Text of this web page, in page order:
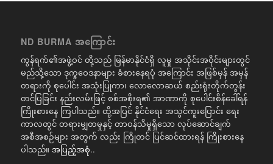
ND BURMA အကြောင်း
ကွန်ရက်၏အဖွဲ့ဝင် တို့သည် မြန်မာနိုင်ငံရှိ လူမှု အသိုင်းအဝိုင်းများတွင်
မည်သို့သော ဒုက္ခဝေဒနာများ ခံစားနေရပုံ အကြောင်း အဖြစ်မှန် အမှန်
တရားကို စုပေါင်း အသုံးပြုကာ၊ လောလောဆယ် စည်းရုံးတိုက်တွန်း
တင်ပြခြင်း နည်းလမ်းဖြင့် စစ်အစိုးရ၏ အာဏာကို စုပေါင်းစိန်ခေါ်ရန်
ကြိုးစားနေ ကြပါသည်။ ထို့အပြင် နိုင်ငံရေး အသွင်ကူးပြောင်း ရေး
ကာလတွင် တရားမျှတမှုနှင့် တာဝန်သိမှုရှိသော လုပ်ဆောင်ချက်
အစီအစဉ်များ အတွက် လည်း ကြိုတင် ပြင်ဆင်ထားရန် ကြိုးစားနေ
ပါသည်။ အပြည့်အစုံ..